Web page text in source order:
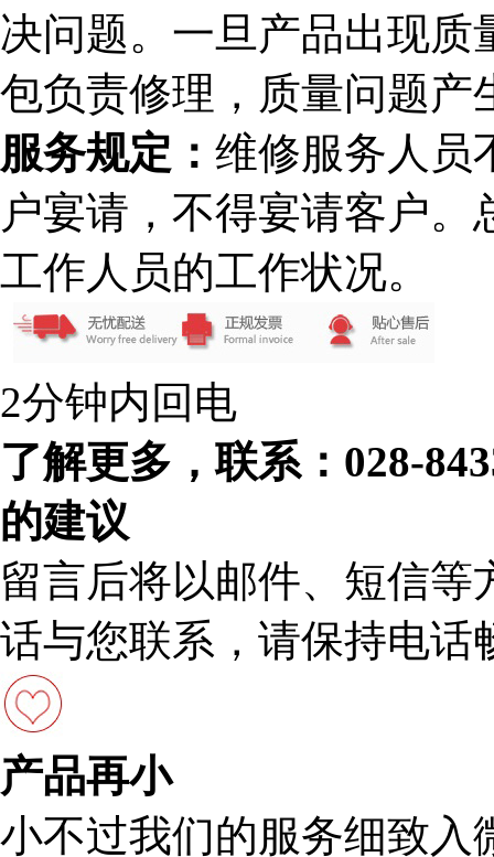
决问题。一旦产品出现
包负责修理，质量问题产
服务规定： 维修服务人员
户宴请，不得宴请客户
工作人员的工作状况。
2分钟内回电
了解更多，联系：028-
的建议
留言后将以邮件、短信
话与您联系，请保持电话
产品再小
小不过我们的服务细致入